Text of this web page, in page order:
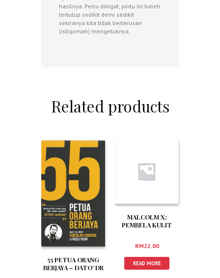
hasilnya. Perlu diingat, pintu ini boleh
tertutup sedikit demi sedikit
sekiranya kita tidak berterusan
(istiqomah) mengetuknya.
Related products
55 PETUA ORANG
BERJAYA – DATO’ DR
MALCOLM X:
PEMBELA KULIT
RM22.00
READ MORE